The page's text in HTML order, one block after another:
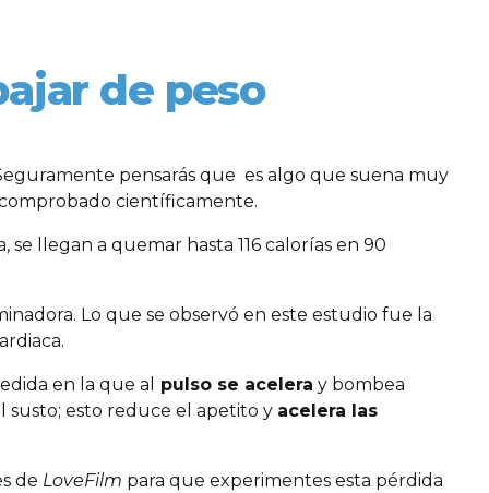
de peso
pensarás que es algo que suena muy
científicamente.
se llegan a quemar hasta 116 calorías en 90
Lo que se observó en este estudio fue la
en la que al pulso se acelera y bombea
susto; esto reduce el apetito y acelera las
de LoveFilm para que experimentes esta pérdida